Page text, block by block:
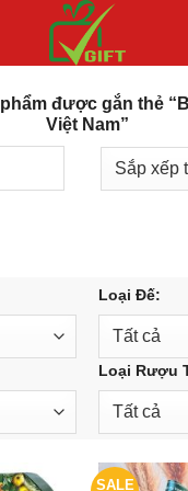
được gắn thẻ
Việt Nam”
Loại Đế:
Loại Rượu
SALE